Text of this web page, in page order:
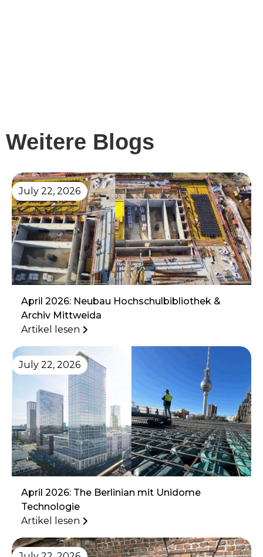
Weitere Blogs
July 22, 2026
April 2026: Neubau Hochschulbibliothek &
Archiv Mittweida
Artikel lesen
July 22, 2026
April 2026: The Berlinian mit Unidome
Technologie
Artikel lesen